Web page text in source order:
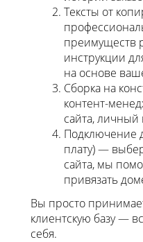
Тексты от
преимуществ
инструкции
на основе
Сборка на
контент-
сайта,
Подключение
плату) —
сайта, мы
привязать
Вы просто
клиентскую базу —
себя.